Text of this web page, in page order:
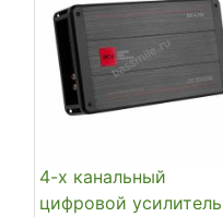
4-х канальный
цифровой усилитель